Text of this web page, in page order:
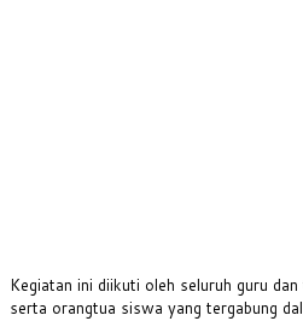
Kegiatan ini diikuti oleh seluruh guru
serta orangtua siswa yang tergabung